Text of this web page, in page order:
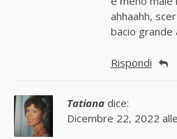
ahhaahh,
bacio grande
Rispondi
Tatiana dice:
Dicembre 22, 2022